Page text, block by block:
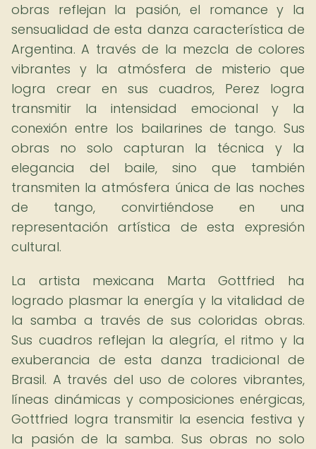
obras reflejan la pasión, el romance y la
sensualidad de esta danza característica de
Argentina. A través de la mezcla de colores
vibrantes y la atmósfera de misterio que
logra crear en sus cuadros, Perez logra
transmitir la intensidad emocional y la
conexión entre los bailarines de tango. Sus
obras no solo capturan la técnica y la
elegancia del baile, sino que también
transmiten la atmósfera única de las noches
de tango, convirtiéndose en una
representación artística de esta expresión
cultural.
La artista mexicana Marta Gottfried ha
logrado plasmar la energía y la vitalidad de
la samba a través de sus coloridas obras.
Sus cuadros reflejan la alegría, el ritmo y la
exuberancia de esta danza tradicional de
Brasil. A través del uso de colores vibrantes,
líneas dinámicas y composiciones enérgicas,
Gottfried logra transmitir la esencia festiva y
la pasión de la samba. Sus obras no solo